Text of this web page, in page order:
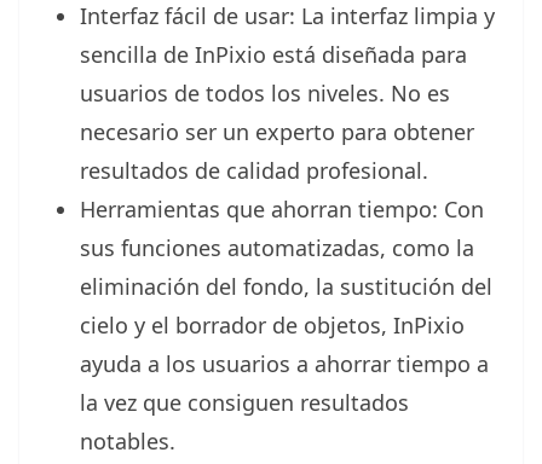
Interfaz fácil de usar: La interfaz limpia y
sencilla de InPixio está diseñada para
usuarios de todos los niveles. No es
necesario ser un experto para obtener
resultados de calidad profesional.
Herramientas que ahorran tiempo: Con
sus funciones automatizadas, como la
eliminación del fondo, la sustitución del
cielo y el borrador de objetos, InPixio
ayuda a los usuarios a ahorrar tiempo a
la vez que consiguen resultados
notables.